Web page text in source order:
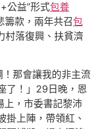
公益”形式包養
籌款，兩年共召包
村落復興、扶貧濟
那會讓我的非主流
了！」29日晚，恩
上，市委書記黎沛
掛上陣，帶領紅、